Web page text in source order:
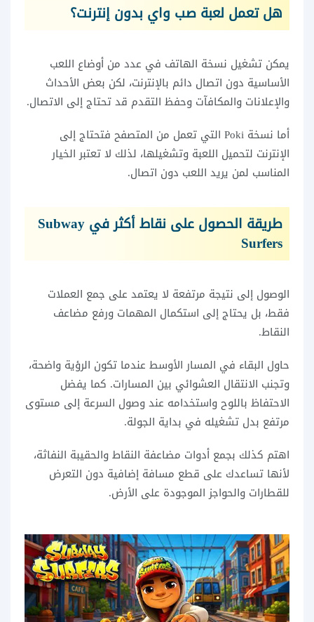
هل تعمل لعبة صب واي بدون إنترنت؟
يمكن تشغيل نسخة الهاتف في عدد من أوضاع اللعب
الأساسية دون اتصال دائم بالإنترنت، لكن بعض الأحداث
والإعلانات والمكافآت وحفظ التقدم قد تحتاج إلى الاتصال.
أما نسخة Poki التي تعمل من المتصفح فتحتاج إلى
الإنترنت لتحميل اللعبة وتشغيلها، لذلك لا تعتبر الخيار
المناسب لمن يريد اللعب دون اتصال.
طريقة الحصول على نقاط أكثر في Subway
Surfers
الوصول إلى نتيجة مرتفعة لا يعتمد على جمع العملات
فقط، بل يحتاج إلى استكمال المهمات ورفع مضاعف
النقاط.
حاول البقاء في المسار الأوسط عندما تكون الرؤية واضحة،
وتجنب الانتقال العشوائي بين المسارات. كما يفضل
الاحتفاظ باللوح واستخدامه عند وصول السرعة إلى مستوى
مرتفع بدل تشغيله في بداية الجولة.
اهتم كذلك بجمع أدوات مضاعفة النقاط والحقيبة النفاثة،
لأنها تساعدك على قطع مسافة إضافية دون التعرض
للقطارات والحواجز الموجودة على الأرض.